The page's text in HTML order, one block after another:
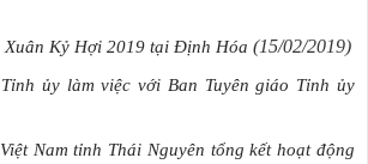
Xuân Kỷ Hợi 2019 tại Định Hóa (15/02/2019)
ủy làm việc với Ban Tuyên giáo Tỉnh ủy
Nam tỉnh Thái Nguyên tổng kết hoạt động